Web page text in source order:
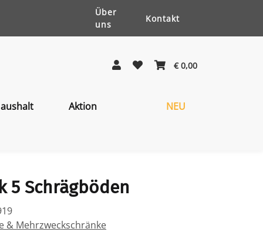
Über
uns
Kontakt
€ 0,00
Aktion NEU
5 Schrägböden
& Mehrzweckschränke